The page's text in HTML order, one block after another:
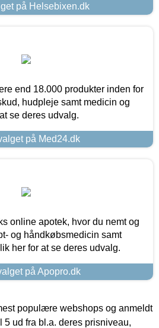
på Helsebixen.dk
end 18.000 produkter inden for
hudpleje samt medicin og
se deres udvalg.
på Med24.dk
online apotek, hvor du nemt og
og håndkøbsmedicin samt
her for at se deres udvalg.
på Apopro.dk
populære webshops og anmeldt
5 ud fra bl.a. deres prisniveau,